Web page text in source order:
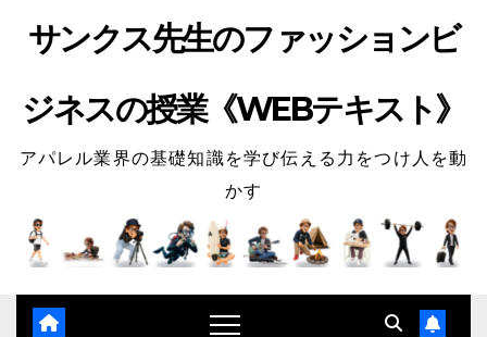
サンクス先生のファッションビ
ジネスの授業《WEBテキスト》
アパレル業界の基礎知識を学び伝える力をつけ人を動
かす